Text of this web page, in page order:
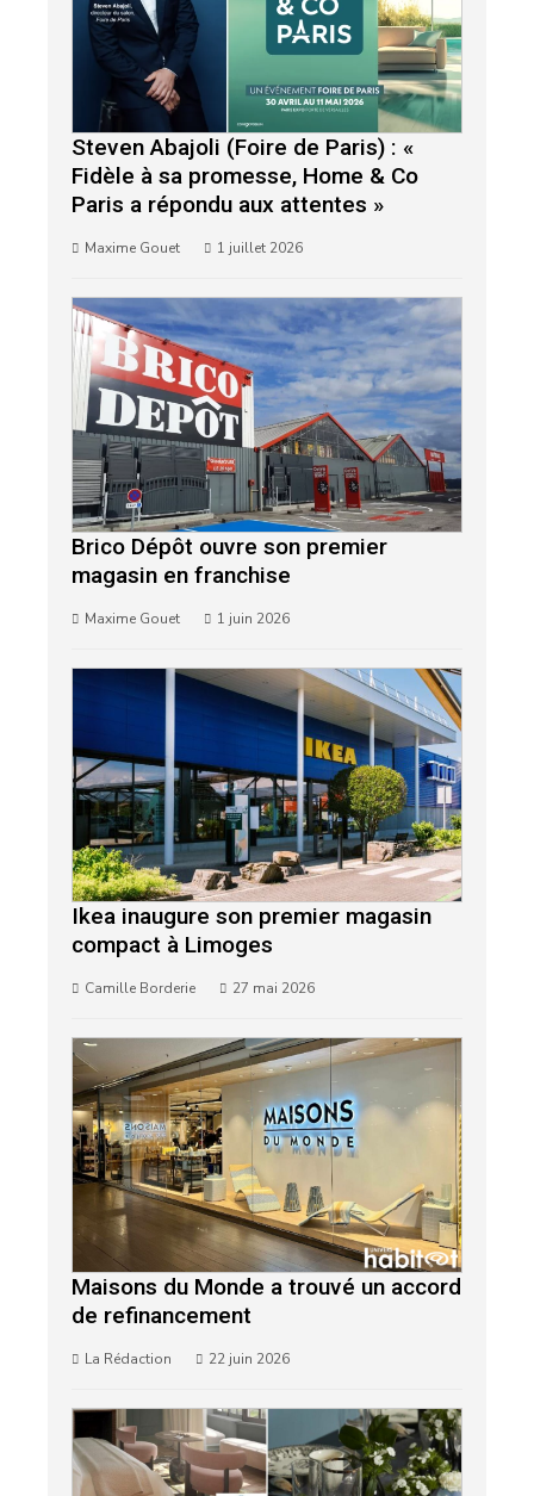
Steven Abajoli (Foire de Paris) : «
Fidèle à sa promesse, Home & Co
Paris a répondu aux attentes »
Maxime Gouet 1 juillet 2026
Brico Dépôt ouvre son premier
magasin en franchise
Maxime Gouet 1 juin 2026
Ikea inaugure son premier magasin
compact à Limoges
Camille Borderie 27 mai 2026
Maisons du Monde a trouvé un accord
de refinancement
La Rédaction 22 juin 2026